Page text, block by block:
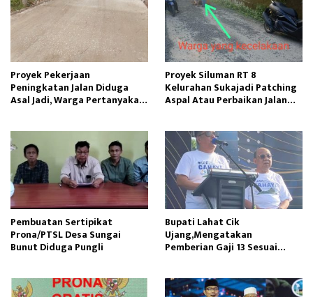
Proyek Pekerjaan
Peningkatan Jalan Diduga
Asal Jadi, Warga Pertanyakan
Proyek Siluman RT 8
Kelurahan Sukajadi Patching
Aspal Atau Perbaikan Jalan
Pembuatan Sertipikat
Prona/PTSL Desa Sungai
Bunut Diduga Pungli
Bupati Lahat Cik
Ujang,Mengatakan
Pemberian Gaji 13 Sesuai